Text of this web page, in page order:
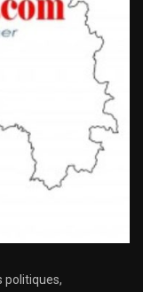
politiques,